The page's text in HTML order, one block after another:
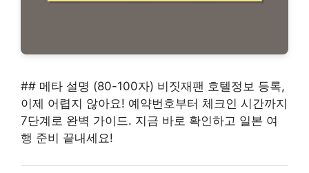
## 메타 설명 (80-100자) 비짓재팬 호텔정보 등록,
이제 어렵지 않아요! 예약번호부터 체크인 시간까지
7단계로 완벽 가이드. 지금 바로 확인하고 일본 여
행 준비 끝내세요!